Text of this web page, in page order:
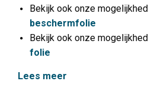
Bekijk ook onze
beschermfolie
Bekijk ook onze
folie
Lees meer